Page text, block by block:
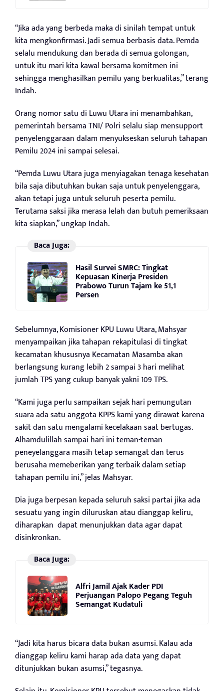
“Jika ada yang berbeda maka di sinilah tempat untuk
kita mengkonfirmasi. Jadi semua berbasis data. Pemda
selalu mendukung dan berada di semua golongan,
untuk itu mari kita kawal bersama komitmen ini
sehingga menghasilkan pemilu yang berkualitas,” terang
Indah.
Orang nomor satu di Luwu Utara ini menambahkan,
pemerintah bersama TNI/ Polri selalu siap mensupport
penyelenggaraan dalam menyukseskan seluruh tahapan
Pemilu 2024 ini sampai selesai.
“Pemda Luwu Utara juga menyiagakan tenaga kesehatan
bila saja dibutuhkan bukan saja untuk penyelenggara,
akan tetapi juga untuk seluruh peserta pemilu.
Terutama saksi jika merasa lelah dan butuh pemeriksaan
kita siapkan,” ungkap Indah.
Baca Juga:
Hasil Survei SMRC: Tingkat
Kepuasan Kinerja Presiden
Prabowo Turun Tajam ke 51,1
Persen
Sebelumnya, Komisioner KPU Luwu Utara, Mahsyar
menyampaikan jika tahapan rekapitulasi di tingkat
kecamatan khususnya Kecamatan Masamba akan
berlangsung kurang lebih 2 sampai 3 hari melihat
jumlah TPS yang cukup banyak yakni 109 TPS.
“Kami juga perlu sampaikan sejak hari pemungutan
suara ada satu anggota KPPS kami yang dirawat karena
sakit dan satu mengalami kecelakaan saat bertugas.
Alhamdulillah sampai hari ini teman-teman
peneyelanggara masih tetap semangat dan terus
berusaha memeberikan yang terbaik dalam setiap
tahapan pemilu ini,” jelas Mahsyar.
Dia juga berpesan kepada seluruh saksi partai jika ada
sesuatu yang ingin diluruskan atau dianggap keliru,
diharapkan dapat menunjukkan data agar dapat
disinkronkan.
Baca Juga:
Alfri Jamil Ajak Kader PDI
Perjuangan Palopo Pegang Teguh
Semangat Kudatuli
“Jadi kita harus bicara data bukan asumsi. Kalau ada
dianggap keliru kami harap ada data yang dapat
ditunjukkan bukan asumsi,” tegasnya.